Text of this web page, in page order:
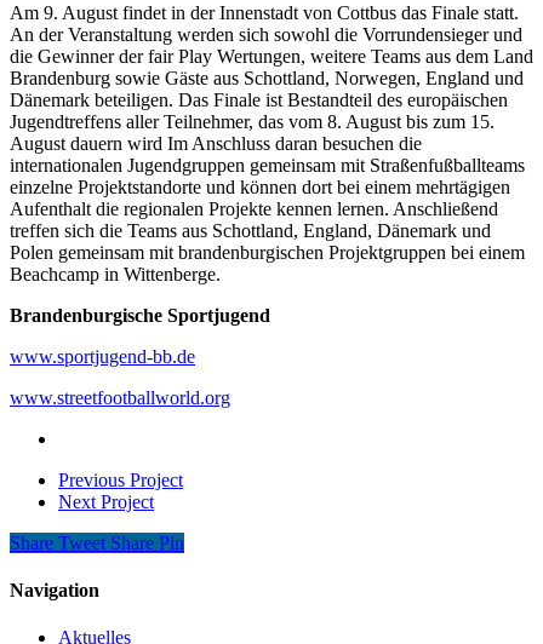
Am 9. August findet in der Innenstadt von Cottbus das Finale statt.
An der Veranstaltung werden sich sowohl die Vorrundensieger und
die Gewinner der fair Play Wertungen, weitere Teams aus dem Land
Brandenburg sowie Gäste aus Schottland, Norwegen, England und
Dänemark beteiligen. Das Finale ist Bestandteil des europäischen
Jugendtreffens aller Teilnehmer, das vom 8. August bis zum 15.
August dauern wird Im Anschluss daran besuchen die
internationalen Jugendgruppen gemeinsam mit Straßenfußballteams
einzelne Projektstandorte und können dort bei einem mehrtägigen
Aufenthalt die regionalen Projekte kennen lernen. Anschließend
treffen sich die Teams aus Schottland, England, Dänemark und
Polen gemeinsam mit brandenburgischen Projektgruppen bei einem
Beachcamp in Wittenberge.
Brandenburgische Sportjugend
www.sportjugend-bb.de
www.streetfootballworld.org
Previous Project
Next Project
Share Tweet Share Pin
Navigation
Aktuelles